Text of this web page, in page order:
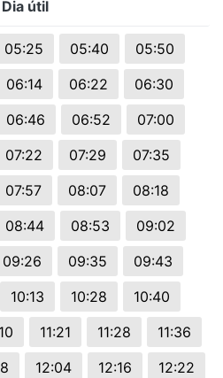
Dia útil
05:25 05:40
05:50
06:14 06:22
06:30
06:46 06:52
07:00
07:22 07:29
07:35
07:57 08:07
08:18
08:44 08:53
09:02
09:26 09:35
09:43
10:13 10:28
10:40
11:21 11:28
11:36
12:04 12:16
12:22